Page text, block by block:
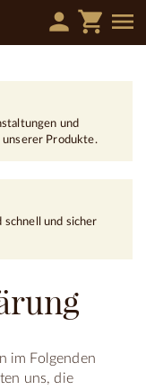
person shopping_cart menu
und
unserer Produkte.
schnell und sicher
im Folgenden
uns, die